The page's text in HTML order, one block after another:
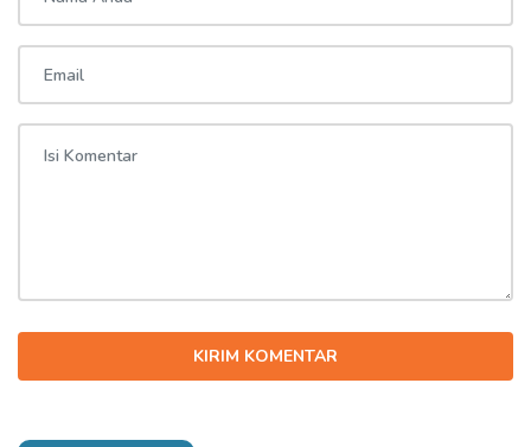
KIRIM KOMENTAR